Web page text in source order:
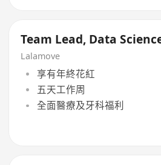
Team Lead, Data
Lalamove
享有年終花紅
五天工作周
全面醫療及牙科福利